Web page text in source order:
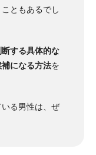
ともあるでし
する具体的な
になる方法を
る男性は、ぜ